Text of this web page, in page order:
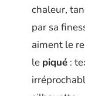
chaleur,
par sa
aiment le
le piqué :